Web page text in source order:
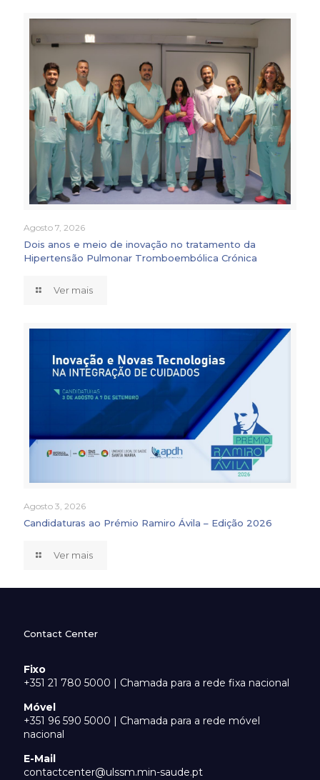
Agosto 7, 2026
Dois anos e meio de inovação no tratamento da
Hipertensão Pulmonar Tromboembólica Crónica
Ver mais
Agosto 3, 2026
Candidaturas ao Prémio Ramiro Ávila – Edição 2026
Ver mais
Contact Center
Fixo
+351 21 780 5000 | Chamada para a rede fixa nacional
Móvel
+351 96 590 5000 | Chamada para a rede móvel
nacional
E-Mail
contactcenter@ulssm.min-saude.pt